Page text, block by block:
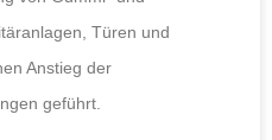
Türen und
Anstieg der
geführt.